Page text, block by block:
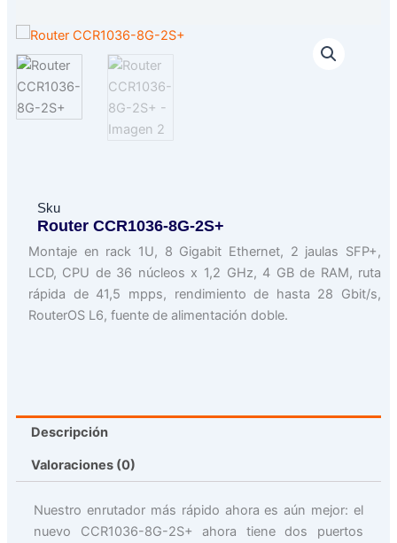
Sku
Router CCR1036-8G-2S+
Montaje en rack 1U, 8 Gigabit Ethernet, 2 jaulas SFP+,
LCD, CPU de 36 núcleos x 1,2 GHz, 4 GB de RAM, ruta
rápida de 41,5 mpps, rendimiento de hasta 28 Gbit/s,
RouterOS L6, fuente de alimentación doble.
Descripción
Valoraciones (0)
Nuestro enrutador más rápido ahora es aún mejor: el
nuevo CCR1036-8G-2S+ ahora tiene dos puertos